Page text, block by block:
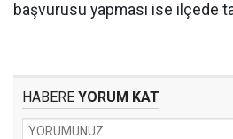
başvurusu yapması ise ilçede
HABERE YORUM KAT